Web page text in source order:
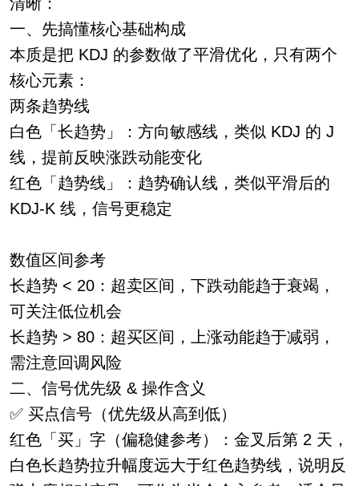
清晰：
一、先搞懂核心基础构成
本质是把 KDJ 的参数做了平滑优化，只有两个
核心元素：
两条趋势线
白色「长趋势」：方向敏感线，类似 KDJ 的 J
线，提前反映涨跌动能变化
红色「趋势线」：趋势确认线，类似平滑后的
KDJ-K 线，信号更稳定
数值区间参考
长趋势 < 20：超卖区间，下跌动能趋于衰竭，
可关注低位机会
长趋势 > 80：超买区间，上涨动能趋于减弱，
需注意回调风险
二、信号优先级 & 操作含义
✅ 买点信号（优先级从高到低）
红色「买」字（偏稳健参考）：金叉后第 2 天，
白色长趋势拉升幅度远大于红色趋势线，说明反